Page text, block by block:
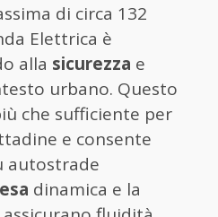
di circa 132
Elettrica è
alla sicurezza e
urbano. Questo
che sufficiente per
e consente
autostrade
dinamica e la